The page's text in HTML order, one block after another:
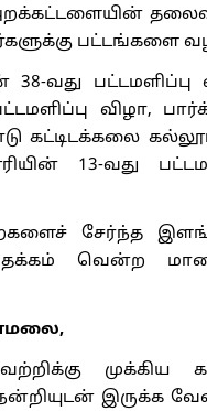
அறக்கட்டளையின்
பட்டங்களை
வது
விழா,
கட்டிடக்கலை
13-வது
சேர்ந்த
வென்ற
முக்கிய
இருக்க